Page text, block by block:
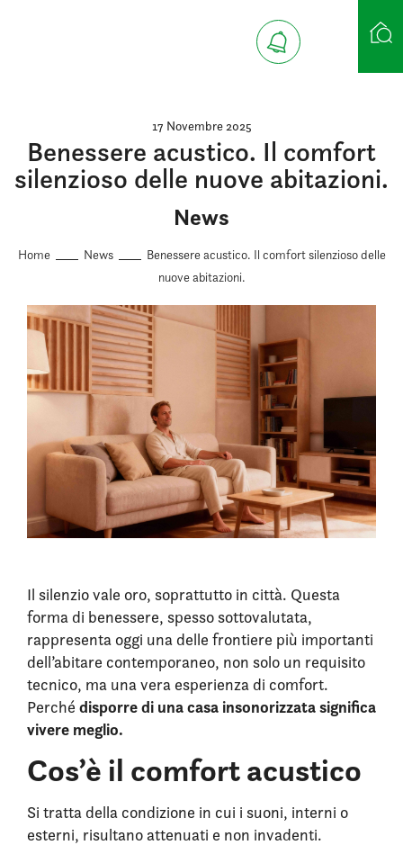
Ricerca case
17 Novembre 2025
Benessere acustico. Il comfort
silenzioso delle nuove abitazioni.
News
Home News
Benessere acustico. Il comfort silenzioso delle
nuove abitazioni.
Il silenzio vale oro, soprattutto in città. Questa
forma di benessere, spesso sottovalutata,
rappresenta oggi una delle frontiere più importanti
dell’abitare contemporaneo, non solo un requisito
tecnico, ma una vera esperienza di comfort.
Perché disporre di una casa insonorizzata significa
vivere meglio.
Cos’è il comfort acustico
Si tratta della condizione in cui i suoni, interni o
esterni, risultano attenuati e non invadenti.